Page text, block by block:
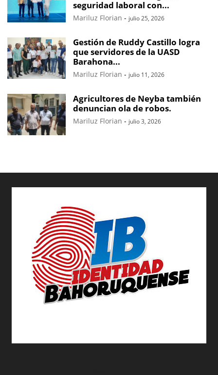
seguridad laboral con...
Mariluz Florian - julio 25, 2026
Gestión de Ruddy Castillo logra
que servidores de la UASD
Barahona...
Mariluz Florian - julio 11, 2026
Agricultores de Neyba también
denuncian ola de robos.
Mariluz Florian - julio 3, 2026